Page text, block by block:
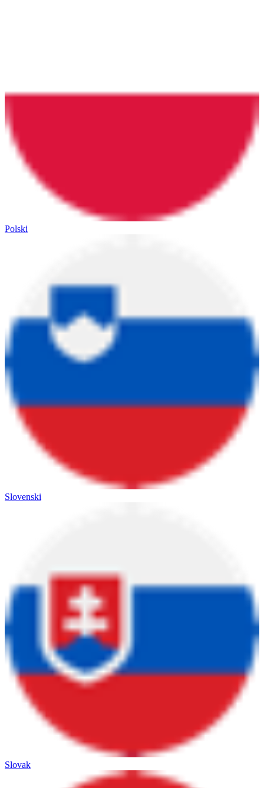
Polski
Slovenski
Slovak